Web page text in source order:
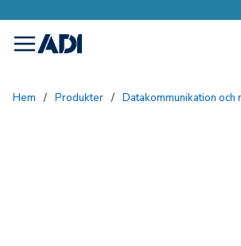
menu
Hem / Produkter / Datakommunikation och